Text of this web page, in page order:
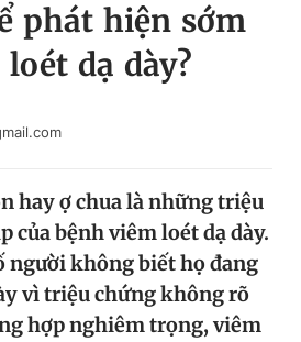
Tin 360
Magazine
phát hiện sớm
dạ dày?
hay ợ chua là những triệu
của bệnh viêm loét dạ dày.
người không biết họ đang
vì triệu chứng không rõ
hợp nghiêm trọng, viêm